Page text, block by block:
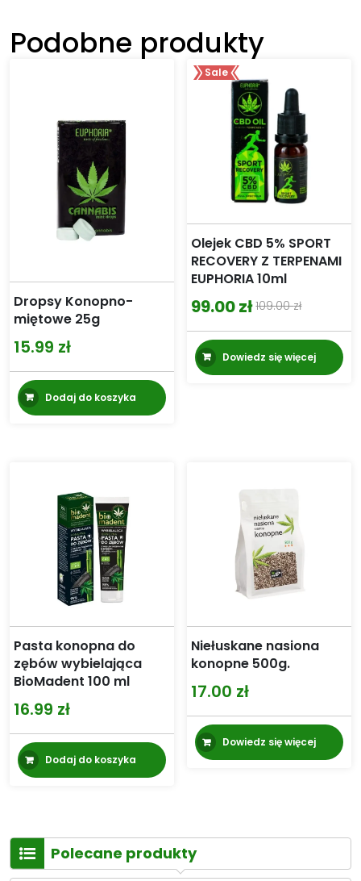
Podobne produkty
Dropsy Konopno-
miętowe 25g
15.99 zł
Dodaj do koszyka
Sale
Olejek CBD 5% SPORT
RECOVERY Z TERPENAMI
EUPHORIA 10ml
109.00zł
Pierwotna
cena
wynosiła:
99.00zł
Aktualna
cena
wynosi:Dowiedz się więcej
Pasta konopna do
zębów wybielająca
BioMadent 100 ml
16.99 zł
Dodaj do koszyka
Niełuskane nasiona
konopne 500g.
17.00 zł
Dowiedz się więcej
Polecane produkty